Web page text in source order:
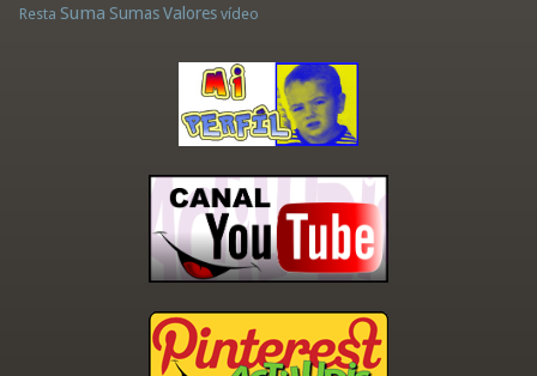
Resta Suma Sumas Valores vídeo